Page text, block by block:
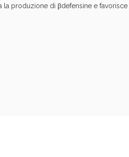
produzione di βdefensine e